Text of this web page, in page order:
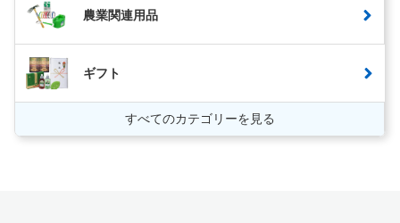
農業関連用品
ギフト
すべてのカテゴリーを見る